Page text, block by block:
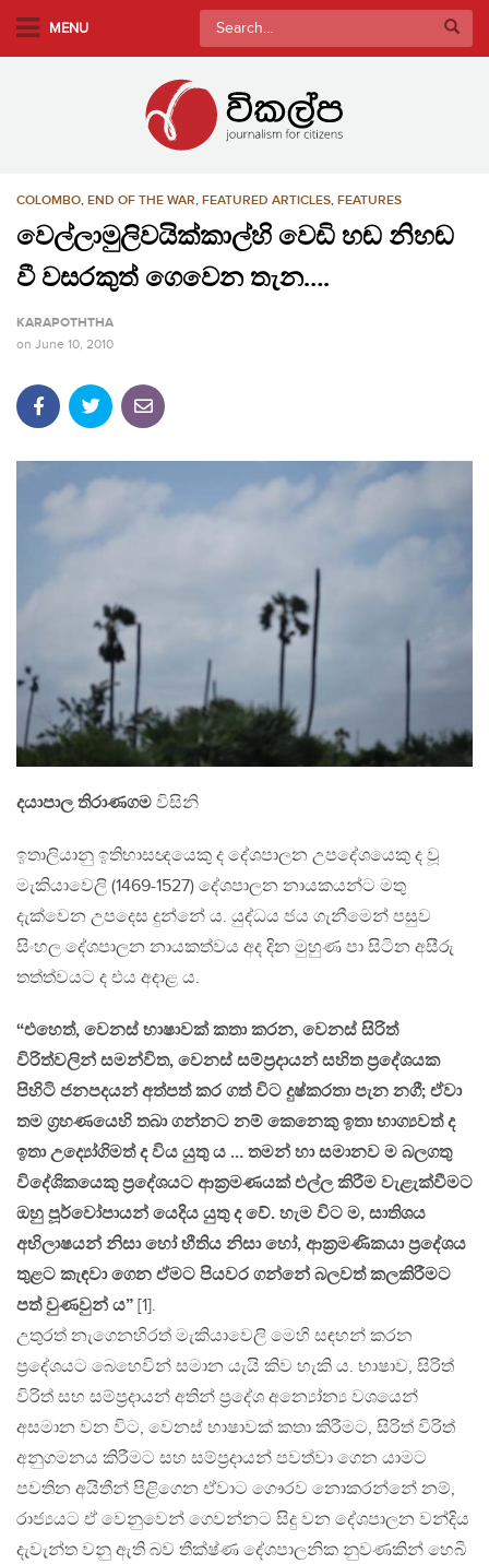
MENU
Search
for:
COLOMBO, END OF THE WAR, FEATURED ARTICLES, FEATURES
වෙල්ලාමුලිවයික්කාල්හි වෙඩි හඬ නිහඬ
වී වසරකුත් ගෙවෙන තැන….
KARAPOTHTHA
on June 10, 2010
දයාපාල තිරාණගම විසිනි
ඉතාලියානු ඉතිහාසඥයෙකු ද දේශපාලන උපදේශයෙකු ද වූ
මැකියාවෙලි (1469-1527) දේශපාලන නායකයන්ට මතු
දැක්වෙන උපදෙස දුන්නේ ය. යුද්ධය ජය ගැනීමෙන් පසුව
සිංහල දේශපාලන නායකත්වය අද දින මුහුණ පා සිටින අසීරු
තත්ත්වයට ද එය අදාළ ය.
“එහෙත්, වෙනස් භාෂාවක් කතා කරන, වෙනස් සිරිත්
විරිත්වලින් සමන්විත, වෙනස් සම්ප්‍රදායන් සහිත ප්‍රදේශයක
පිහිටි ජනපදයන් අත්පත් කර ගත් විට දුෂ්කරතා පැන නගී; ඒවා
තම ග්‍රහණයෙහි තබා ගන්නට නම් කෙනෙකු ඉතා භාග්‍යවත් ද
ඉතා උද්‍යෝගිමත් ද විය යුතු ය … තමන් හා සමානව ම බලගතු
විදේශිකයෙකු ප්‍රදේශයට ආක්‍රමණයක් එල්ල කිරීම වැළැක්වීමට
ඔහු පූර්වෝපායන් යෙදිය යුතු ද වේ. හැම විට ම, සාතිශය
අභිලාෂයන් නිසා හෝ භීතිය නිසා හෝ, ආක්‍රමණිකයා ප්‍රදේශය
තුළට කැඳවා ගෙන ඒමට පියවර ගන්නේ බලවත් කලකිරීමට
පත් වුණවුන් ය” [1].
උතුරත් නැගෙනහිරත් මැකියාවෙලි මෙහි සඳහන් කරන
ප්‍රදේශයට බෙහෙවින් සමාන යැයි කිව හැකි ය. භාෂාව, සිරිත්
විරිත් සහ සම්ප්‍රදායන් අතින් ප්‍රදේශ අන්‍යෝන්‍ය වශයෙන්
අසමාන වන විට, වෙනස් භාෂාවක් කතා කිරීමට, සිරිත් විරිත්
අනුගමනය කිරීමට සහ සම්ප්‍රදායන් පවත්වා ගෙන යාමට
පවතින අයිතීන් පිළිගෙන ඒවාට ගෞරව නොකරන්නේ නම්,
රාජ්‍යයට ඒ වෙනුවෙන් ගෙවන්නට සිදු වන දේශපාලන වන්දිය
දැවැන්ත වනු ඇති බව තීක්ෂ්ණ දේශපාලනික නුවණකින් හෙබි